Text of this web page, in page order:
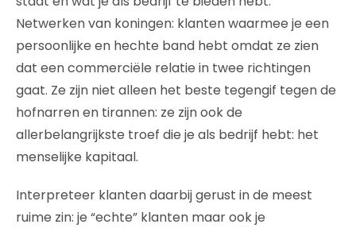
Netwerken van koningen: klanten waarmee je een
persoonlijke en hechte band hebt omdat ze zien
dat een commerciële relatie in twee richtingen
gaat. Ze zijn niet alleen het beste tegengif tegen de
hofnarren en tirannen: ze zijn ook de
allerbelangrijkste troef die je als bedrijf hebt: het
menselijke kapitaal.
Interpreteer klanten daarbij gerust in de meest
ruime zin: je “echte” klanten maar ook je